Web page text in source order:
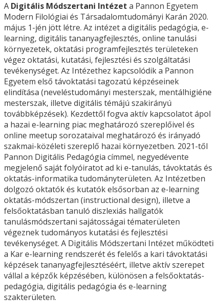
A Digitális Módszertani Intézet a Pannon Egyetem
Modern Filológiai és Társadalomtudományi Karán 2020.
május 1-jén jött létre. Az intézet a digitális pedagógia, e-
learning, digitális tananyagfejlesztés, online tanulási
környezetek, oktatási programfejlesztés területeken
végez oktatási, kutatási, fejlesztési és szolgáltatási
tevékenységet. Az Intézethez kapcsolódik a Pannon
Egyetem első távoktatási tagozatú képzéseinek
elindítása (neveléstudományi mesterszak, mentálhigiéne
mesterszak, illetve digitális témájú szakirányú
továbbképzések). Kezdettől fogva aktív kapcsolatot ápol
a hazai e-learning piac meghatározó szereplőivel és
online meetup sorozataival meghatározó és irányadó
szakmai-közéleti szereplő hazai környezetben. 2021-től
Pannon Digitális Pedagógia címmel, negyedévente
megjelenő saját folyóiratot ad ki e-tanulás, távoktatás és
oktatás-informatika tudományterületen. Az Intézetben
dolgozó oktatók és kutatók elsősorban az e-learning
oktatás-módszertan (instructional design), illetve a
felsőoktatásban tanuló diszlexiás hallgatók
tanulásmódszertani sajátosságai tématerületen
végeznek tudományos kutatási és fejlesztési
tevékenységet. A Digitális Módszertani Intézet működteti
a Kar e-learning rendszerét és felelős a kari távoktatási
képzések tananyagfejlesztéséért, illetve aktív szerepet
vállal a képzők képzésében, különösen a felsőoktatás-
pedagógia, digitális pedagógia és e-learning
szakterületen.